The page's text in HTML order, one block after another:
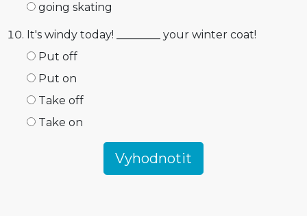
going skating
It's windy today! ________ your winter coat!
Put off
Put on
Take off
Take on